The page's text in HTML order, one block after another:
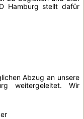
Hamburg stellt dafür
Abzug an unsere
weitergeleitet. Wir